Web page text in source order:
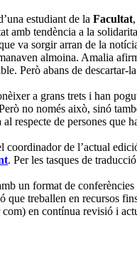
estudiant de la Facultat,
tendència a la
va sorgir arran de la
almoina. Amalia
Però abans de descartar-
a grans trets i han
no només això, sinó
respecte de persones que
coordinador de l’actual
. Per les tasques de
un format de
treballen en recursos
com) en contínua revisió i